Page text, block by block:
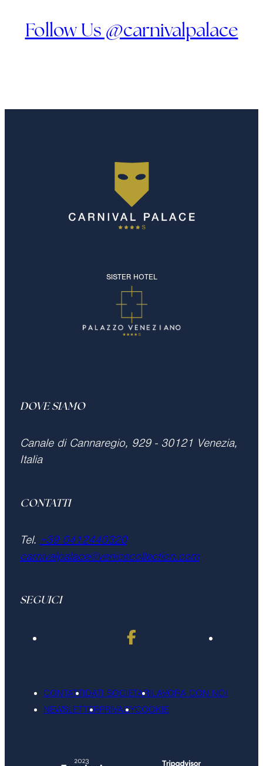
Follow Us @carnivalpalace
SISTER HOTEL
DOVE SIAMO
Canale di Cannaregio, 929 - 30121 Venezia,
Italia
CONTATTI
Tel. +39 0412440320
carnivalpalace@venicecollection.com
SEGUICI
CONTATTI DATI SOCIETARI LAVORA CON NOI
NEWSLETTERPRIVACYCOOKIE